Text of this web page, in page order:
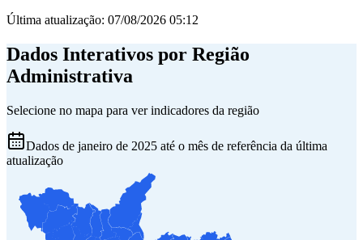
Última atualização: 07/08/2026 05:12
Dados Interativos por Região
Administrativa
Selecione no mapa para ver indicadores da região
Dados de janeiro de 2025 até o mês de referência da última
atualização